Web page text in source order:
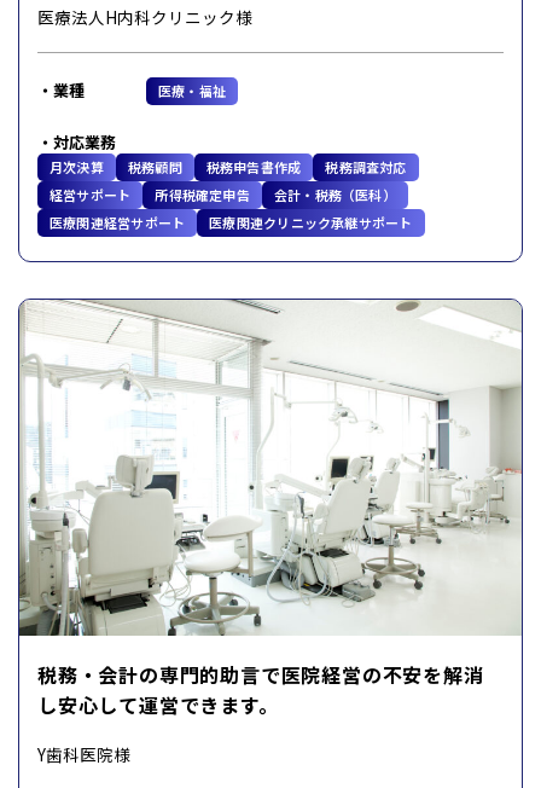
医療法人H内科クリニック様
業種 医療・福祉
対応業務
月次決算 税務顧問 税務申告書作成
税務調査対応
経営サポート
所得税確定申告
会計・税務（医科）
医療関連経営サポート
医療関連クリニック承継サポート
税務・会計の専門的助言で医院経営の不安を解消
し安心して運営できます。
Y歯科医院様